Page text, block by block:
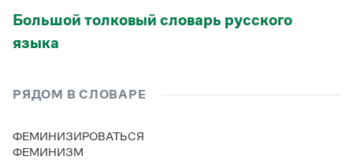
Журнал
Новости и события
Интервью
Рекомендуем
Большой толковый словарь русского
языка
РЯДОМ В СЛОВАРЕ
ФЕМИНИЗИРОВАТЬСЯ
ФЕМИНИЗМ